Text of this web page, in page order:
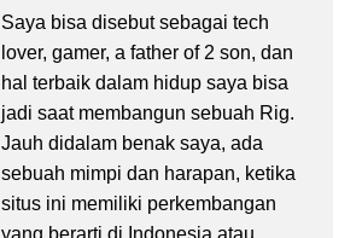
Saya bisa disebut sebagai tech
lover, gamer, a father of 2 son, dan
hal terbaik dalam hidup saya bisa
jadi saat membangun sebuah Rig.
Jauh didalam benak saya, ada
sebuah mimpi dan harapan, ketika
situs ini memiliki perkembangan